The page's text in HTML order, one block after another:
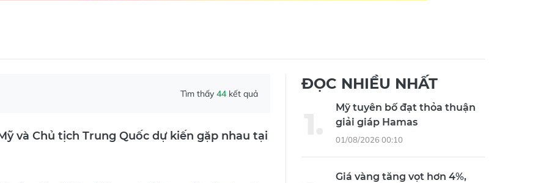
Tìm thấy 44 kết quả
và Chủ tịch Trung Quốc dự kiến gặp nhau tại
ĐỌC NHIỀU NHẤT
Mỹ tuyên bố đạt thỏa thuận
giải giáp Hamas
01/08/2026 00:10
Giá vàng tăng vọt hơn 4%,